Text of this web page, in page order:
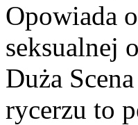
Opowiada
seksualnej
Duża
rycerzu to